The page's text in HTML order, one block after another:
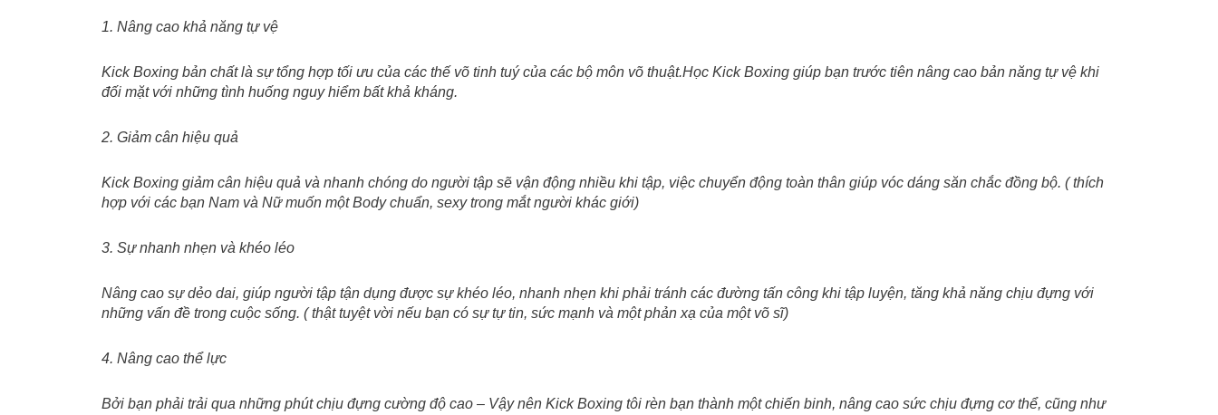
1. Nâng cao khả năng tự vệ
Kick Boxing bản chất là sự tổng hợp tối ưu của các thế võ tinh tuý của các bộ môn võ thuật.Học Kick Boxing giúp bạn trước tiên nâng cao bản năng tự vệ khi
đối mặt với những tình huống nguy hiểm bất khả kháng.
2. Giảm cân hiệu quả
Kick Boxing giảm cân hiệu quả và nhanh chóng do người tập sẽ vận động nhiều khi tập, việc chuyển động toàn thân giúp vóc dáng săn chắc đồng bộ. ( thích
hợp với các bạn Nam và Nữ muốn một Body chuẩn, sexy trong mắt người khác giới)
3. Sự nhanh nhẹn và khéo léo
Nâng cao sự dẻo dai, giúp người tập tận dụng được sự khéo léo, nhanh nhẹn khi phải tránh các đường tấn công khi tập luyện, tăng khả năng chịu đựng với
những vấn đề trong cuộc sống. ( thật tuyệt vời nếu bạn có sự tự tin, sức mạnh và một phản xạ của một võ sĩ)
4. Nâng cao thể lực
Bởi bạn phải trải qua những phút chịu đựng cường độ cao – Vậy nên Kick Boxing tôi rèn bạn thành một chiến binh, nâng cao sức chịu đựng cơ thể, cũng như